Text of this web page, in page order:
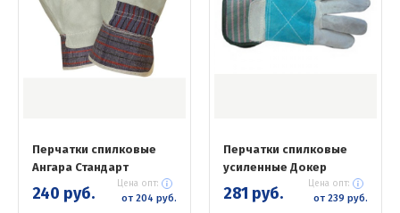
Перчатки спилковые
Ангара Стандарт
240 руб. Цена опт:
от 204 руб.
Перчатки спилковые
усиленные Докер
281 руб. Цена опт:
от 239 руб.